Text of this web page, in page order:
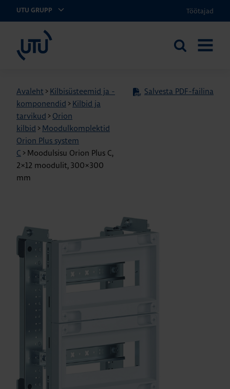
UTU GRUPP Töötajad
Otsi
Avaleht > Kilbisüsteemid ja -
komponendid > Kilbid ja
tarvikud > Orion
kilbid > Moodulkomplektid
Orion Plus system
C > Moodulsisu Orion Plus C,
2×12 moodulit, 300×300
mm
Salvesta PDF-failina